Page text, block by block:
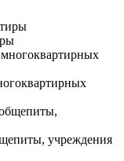
учреждения